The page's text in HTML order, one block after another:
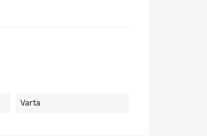
Varta